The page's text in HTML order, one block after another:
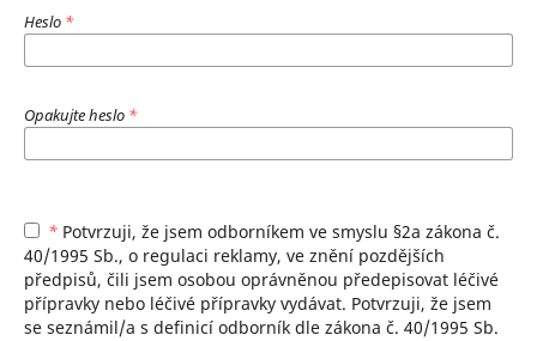
Heslo *
Opakujte heslo *
*
40/1995 Sb., o regulaci reklamy, ve znění pozdějších
předpisů, čili jsem osobou oprávněnou předepisovat léčivé
přípravky nebo léčivé přípravky vydávat. Potvrzuji, že jsem
se seznámil/a s definicí odborník dle zákona č. 40/1995 Sb.